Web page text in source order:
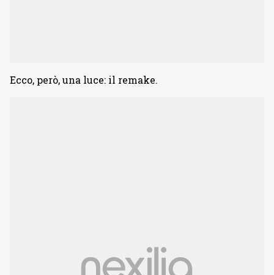
Ecco, però, una luce: il remake.